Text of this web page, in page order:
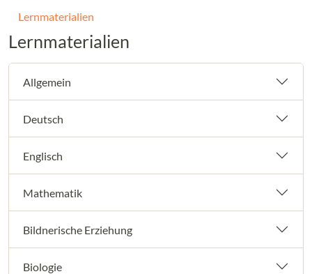
Lernmaterialien
Lernmaterialien
Allgemein
Deutsch
Englisch
Mathematik
Bildnerische Erziehung
Biologie